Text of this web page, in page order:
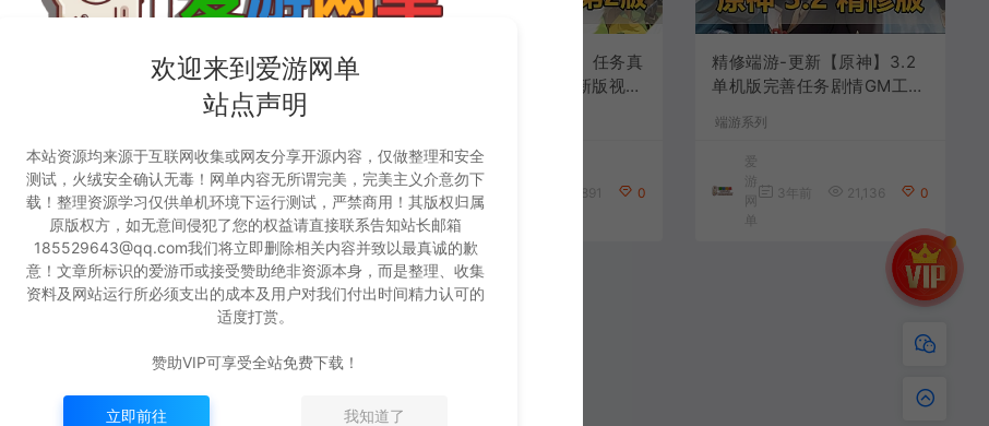
三系】
道具
GM物品
视频安装
180
亲测内容【原神】V4.6网游
单机版免虚拟机带gm工具修
复部分bug带视频启动教学
爱
游
网
单
2年前 15,688 0
更新端游【原神3.4】任务真
端第2版完善优化最新版视频
爱
游
网
16,891 0
精修端游-更新【原神】3.2
单机版完善任务剧情GM工具
端游系列
爱
游
网
单
3年前 21,136 0
欢迎来到爱游网单
站点声明
本站资源均来源于互联网收集或网友分享开源内容，仅做整理和安全
测试，火绒安全确认无毒！网单内容无所谓完美，完美主义介意勿下
载！整理资源学习仅供单机环境下运行测试，严禁商用！其版权归属
原版权方，如无意间侵犯了您的权益请直接联系告知站长邮箱
185529643@qq.com我们将立即删除相关内容并致以最真诚的歉
意！文章所标识的爱游币或接受赞助绝非资源本身，而是整理、收集
资料及网站运行所必须支出的成本及用户对我们付出时间精力认可的
适度打赏。
赞助VIP可享受全站免费下载！
立即前往 我知道了